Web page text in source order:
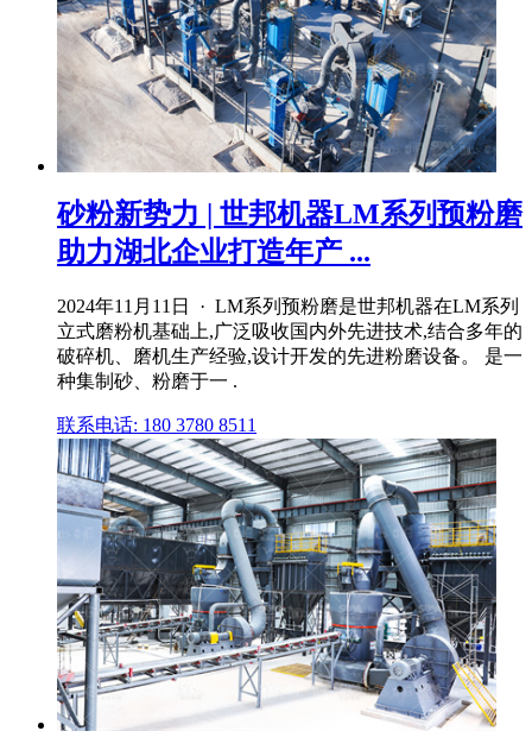
砂粉新势力 | 世邦机器LM系列预粉磨
助力湖北企业打造年产 ...
2024年11月11日 · LM系列预粉磨是世邦机器在LM系列
立式磨粉机基础上,广泛吸收国内外先进技术,结合多年的
破碎机、磨机生产经验,设计开发的先进粉磨设备。 是一
种集制砂、粉磨于一 .
联系电话: 180 3780 8511